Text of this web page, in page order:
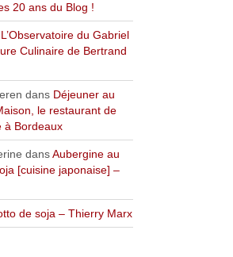
20 ans du Blog !
L’Observatoire du Gabriel
Culinaire de Bertrand
dans Déjeuner au
le restaurant de
à Bordeaux
dansAubergine au
[cuisine japonaise] –
de soja – Thierry Marx